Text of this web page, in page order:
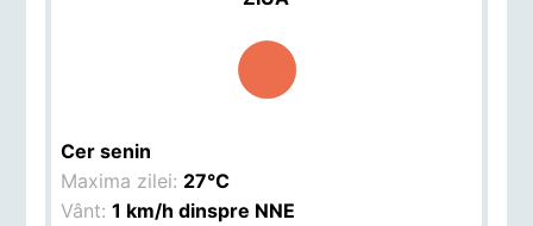
Cer senin
Maxima zilei: 27°C
Vânt:1 km/h dinspre NNE